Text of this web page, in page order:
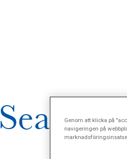
Search
Genom att klicka på
navigeringen på